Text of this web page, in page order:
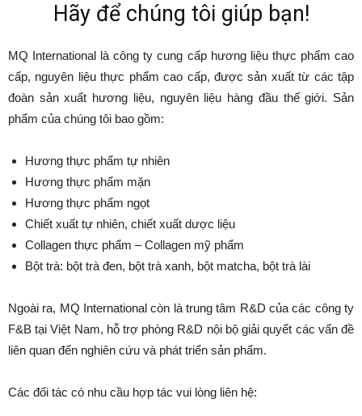
Hãy để chúng tôi giúp bạn!
MQ International là công ty cung cấp hương liệu thực phẩm cao
cấp, nguyên liệu thực phẩm cao cấp, được sản xuất từ các tập
đoàn sản xuất hương liệu, nguyên liệu hàng đầu thế giới. Sản
phẩm của chúng tôi bao gồm:
Hương thực phẩm tự nhiên
Hương thực phẩm mặn
Hương thực phẩm ngọt
Chiết xuất tự nhiên, chiết xuất dược liệu
Collagen thực phẩm – Collagen mỹ phẩm
Bột trà: bột trà đen, bột trà xanh, bột matcha, bột trà lài
Ngoài ra, MQ International còn là trung tâm R&D của các công ty
F&B tại Việt Nam, hỗ trợ phòng R&D nội bộ giải quyết các vấn đề
liên quan đến nghiên cứu và phát triển sản phẩm.
Các đối tác có nhu cầu hợp tác vui lòng liên hệ: